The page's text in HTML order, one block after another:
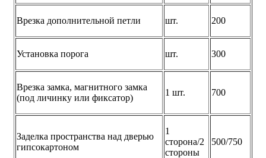
Врезка дополнительной петли шт. 200
Установка порога шт. 300
Врезка замка, магнитного замка
(под личинку или фиксатор)
1 шт. 700
Заделка пространства над дверью
гипсокартоном
1
сторона/2
стороны
500/750